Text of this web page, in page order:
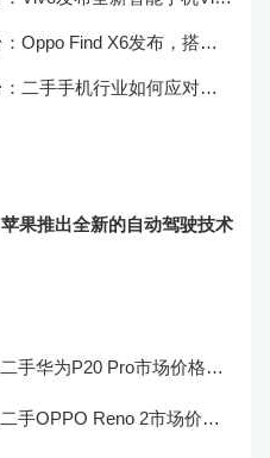
忠机者手机专卖平台：Oppo Find X6发布，搭载高通骁龙898芯片
忠机者手机专卖平台：二手手机行业如何应对物流运营的优化
苹果推出全新的自动驾驶技术
忠机者手机专卖平台：二手华为P20 Pro市场价格持续波动
忠机者手机专卖平台：二手OPPO Reno 2市场价格相对稳定